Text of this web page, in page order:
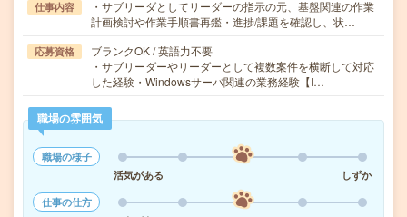
仕事内容
・サブリーダとしてリーダーの指示の元、基盤関連の作業
計画検討や作業手順書再鑑・進捗/課題を確認し、状…
応募資格
ブランクOK / 英語力不要
・サブリーダーやリーダーとして複数案件を横断して対応
した経験・Windowsサーバ関連の業務経験【I…
職場の雰囲気
職場の様子
活気がある
しずか
仕事の仕方